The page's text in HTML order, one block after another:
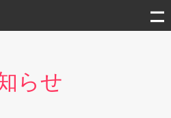
らせ